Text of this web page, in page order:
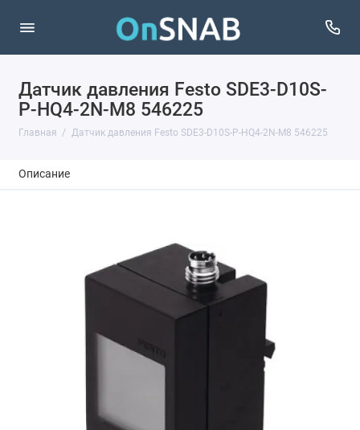
Датчик давления Festo SDE3-D10S-
P-HQ4-2N-M8 546225
Главная Датчик давления Festo SDE3-D10S-P-HQ4-2N-M8 546225
Описание